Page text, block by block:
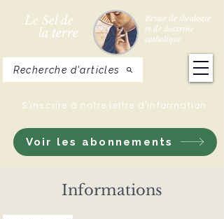
Le Sel de
la terre
Revue de théologie
et de doctrine
catholique
Voir les abonnements
S'inscrire à notre lettre d'information
Recherche d'articles
Informations